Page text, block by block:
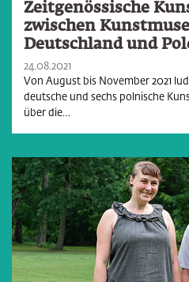
Zeitgenössische
zwischen
Deutschland und
24.08.2021
Von August bis November 2021
deutsche und sechs polnische
über die…